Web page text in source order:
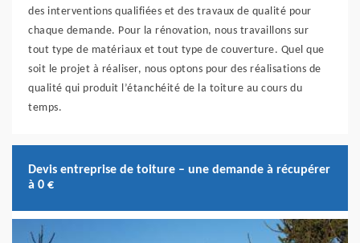
des interventions qualifiées et des travaux de qualité pour
chaque demande. Pour la rénovation, nous travaillons sur
tout type de matériaux et tout type de couverture. Quel que
soit le projet à réaliser, nous optons pour des réalisations de
qualité qui produit l’étanchéité de la toiture au cours du
temps.
Devis entreprise de toiture – une demande à récupérer
à 0 €